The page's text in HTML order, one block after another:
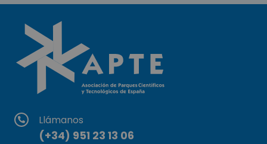
Llámanos
(+34) 951 23 13 06